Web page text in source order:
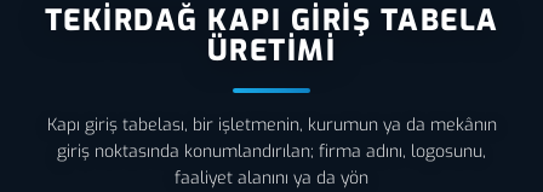
TEKIRDAĞ KAPI GIRIŞ TABELA
ÜRETIMI
Kapı giriş tabelası, bir işletmenin, kurumun ya da mekânın
giriş noktasında konumlandırılan; firma adını, logosunu,
faaliyet alanını ya da yön